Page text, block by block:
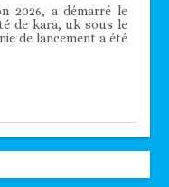
2026, a démarré le
de kara, uk sous le
de lancement a été